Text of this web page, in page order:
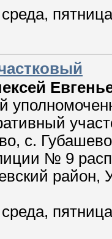
с.
№ 9
район,